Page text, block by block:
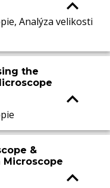
Analýza velikosti
the
&